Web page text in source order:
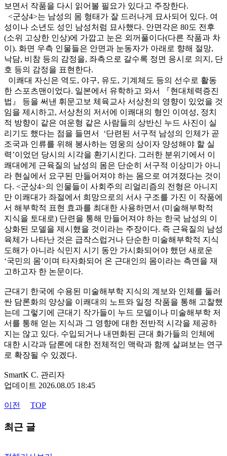
보면서 작품을 다시 읽어볼 필요가 있다고 주장한다.
<군상4>는 남성의 몸 형태가 잘 드러나게 묘사되어 있다. 여
성이나 소년도 성인 남성처럼 묘사했다. 안면각은 80도 전후
(소위 고상한 인상)에 가깝고 눈은 외꺼풀이다(다른 작품과 차
이). 화면 우측 인물들은 안면과 눈동자가 아래로 향해 절망,
낙담, 비참 등의 감정을, 좌측으로 갈수록 정면 응시로 의지, 단
호 등의 감정을 표현한다.
이쾌대 자신은 역도, 야구, 유도, 기계체도 등의 선수로 활동
한 스포츠맨이었다. 일본에서 유학하고 와서 『현대체력증진
법』 등을 써낸 휘문고보 체육교사 서상천의 영향이 있었을 것
임을 제시하고, 서상천의 저서에 이쾌대의 형인 이여성, 정치
적 방향이 같은 여운형 같은 사람들의 상반신 누드 사진이 실
리기도 했다는 점을 들면서 ‘단련된 서구적 남성의 인체가 곧
조국과 인류를 위해 봉사하는 영웅의 상이자 양성해야 할 실
력’이었던 당시의 시각을 환기시킨다. 그러한 분위기에서 이
쾌대에게 근육질의 남성의 몸은 단순히 서구적 이상미가 아니
라 현실에서 요구된 만들어져야 하는 몸으로 여겨졌다는 것이
다. <군상4>의 인물들이 사회주의 리얼리즘의 전형은 아니지
만 이쾌대가 좌절에서 희망으로의 서사 구조를 가진 이 작품에
서 해부학적 표현 효과를 최대한 사용하면서 (미술해부학적
지식을 토대로) 단련을 통해 만들어져야 하는 한국 남성의 이
상화된 모델을 제시했을 것이라는 주장이다. 즉 근육질의 남성
육체가 나타난 것은 급작스럽거나 단순한 미술해부학적 지식
도해가 아니라 식민지 시기 동안 가시화되어야 했던 새로운
‘국민의 몸’이며 타자화되어 온 근대인의 몸이라는 측면을 재
고하고자 한 논문이다.
근대기 한국에 수용된 미술해부학 지식의 계보와 인체를 둘러
싼 담론화의 양상을 이쾌대의 노트와 일정 작품을 통해 고찰했
는데 그렇기에 근대기 작가들이 누드 모델이나 미술해부학 저
서를 통해 얻는 지식과 그 영향에 대한 전반적 시각을 제공하
지는 않고 있다. 수입되거나 내면화된 근대 화가들의 인체에
대한 시각과 담론에 대한 전체적인 맥락과 함께 살펴보는 연구
로 확장될 수 있겠다.
SmartK C. 관리자
업데이트 2026.08.05 18:45
이전 TOP
최근 글